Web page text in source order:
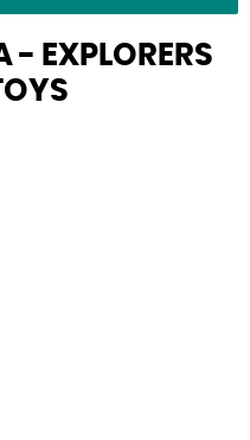
- EXPLORERS